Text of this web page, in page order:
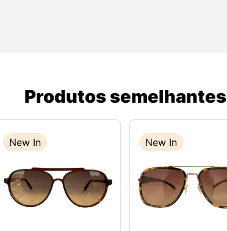
Produtos semelhantes
New In New In